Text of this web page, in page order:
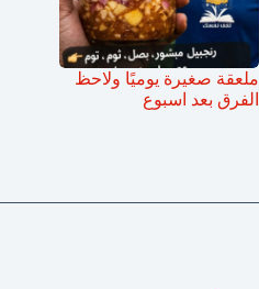
ملعقة صغيرة يوميًا ولاحظ
الفرق بعد اسبوع